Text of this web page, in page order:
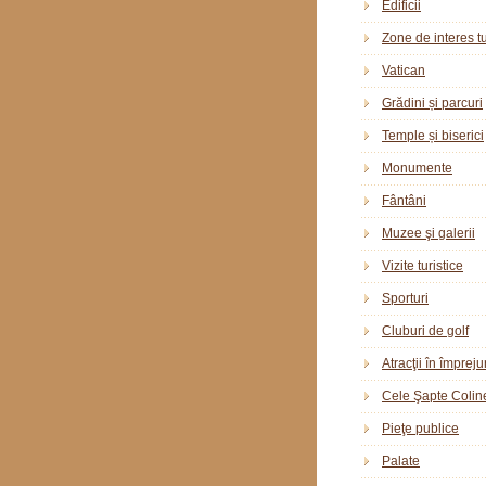
Edificii
Zone de interes
Vatican
Grădini și parcuri
Temple și biserici
Monumente
Fântâni
Muzee şi galerii
Vizite turistice
Sporturi
Cluburi de golf
Atracţii în
Cele Şapte
Pieţe publice
Palate